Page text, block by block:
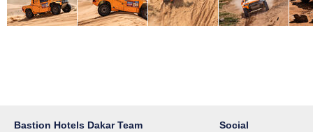
Bastion Hotels Dakar Team Social